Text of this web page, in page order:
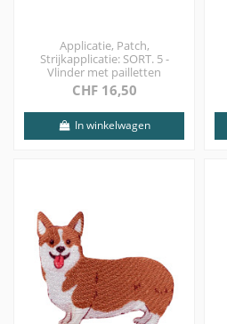
Applicatie, Patch,
Strijkapplicatie: SORT. 5 -
Vlinder met pailletten
CHF 16,50
In winkelwagen